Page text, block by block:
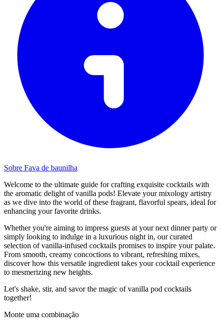
Sobre Fava de baunilha
Welcome to the ultimate guide for crafting exquisite cocktails with
the aromatic delight of vanilla pods! Elevate your mixology artistry
as we dive into the world of these fragrant, flavorful spears, ideal for
enhancing your favorite drinks.
Whether you're aiming to impress guests at your next dinner party or
simply looking to indulge in a luxurious night in, our curated
selection of vanilla-infused cocktails promises to inspire your palate.
From smooth, creamy concoctions to vibrant, refreshing mixes,
discover how this versatile ingredient takes your cocktail experience
to mesmerizing new heights.
Let's shake, stir, and savor the magic of vanilla pod cocktails
together!
Monte uma combinação